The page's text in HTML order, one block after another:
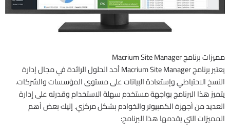
مميزات برنامج Macrium Site Manager
يعتبر برنامج Macrium Site Manager أحد الحلول الرائدة في مجال إدارة
النسخ الاحتياطي وإستعادة البيانات على مستوى المؤسسات والشركات.
يتميز هذا البرنامج بواجهة مستخدم سهلة الاستخدام وقدرته على إدارة
العديد من أجهزة الكمبيوتر والخوادم بشكل مركزي. إليك بعض أهم
المميزات التي يقدمها هذا البرنامج: